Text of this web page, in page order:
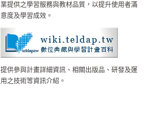
業提供之學習服務與教材品質，以提升使用者滿
意度及學習成效。
提供參與計畫詳細資訊、相關出版品、研發及運
用之技術等資訊介紹。